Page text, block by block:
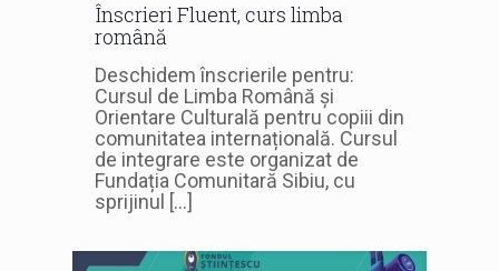
Înscrieri Fluent, curs limba
română
Deschidem înscrierile pentru:
Cursul de Limba Română și
Orientare Culturală pentru copiii din
comunitatea internațională. Cursul
de integrare este organizat de
Fundația Comunitară Sibiu, cu
sprijinul […]